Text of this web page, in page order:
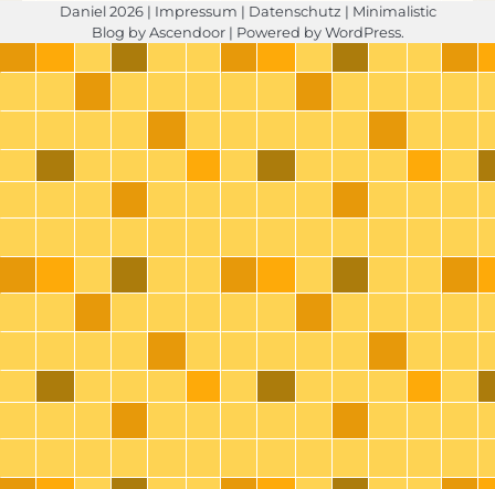
Daniel 2026 | Impressum | Datenschutz | Minimalistic
Blog byAscendoor| Powered byWordPress.